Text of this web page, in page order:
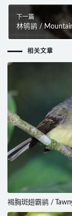
下一篇
林鸲鹟 /
相关文章
褐胸斑翅霸鹟 /
Flycatcher /